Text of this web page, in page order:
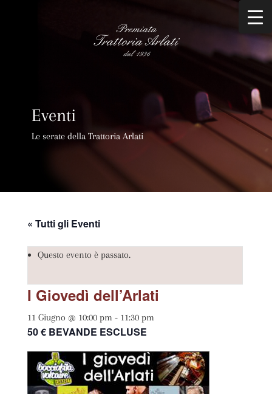
Eventi
Le serate della Trattoria Arlati
« Tutti gli Eventi
Questo evento è passato.
I Giovedì dell’Arlati
11 Giugno @ 10:00 pm - 11:30 pm
50 € BEVANDE ESCLUSE